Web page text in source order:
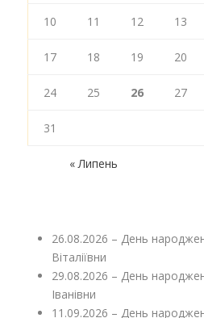
10 11 12 13
17 18 19 20
24 25 26 27
31
« Липень
26.08.2026 – День
Віталіївни
29.08.2026 – День
Іванівни
11.09.2026 – День